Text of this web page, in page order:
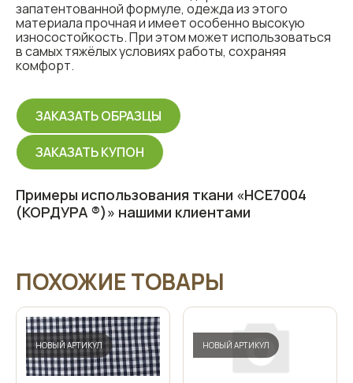
запатентованной формуле, одежда из этого
материала прочная и имеет особенно высокую
износостойкость. При этом может использоваться
в самых тяжёлых условиях работы, сохраняя
комфорт.
ЗАКАЗАТЬ ОБРАЗЦЫ
ЗАКАЗАТЬ КУПОН
Примеры использования ткани «НСЕ7004
(КОРДУРА ®)» нашими клиентами
ПОХОЖИЕ ТОВАРЫ
НОВЫЙ АРТИКУЛ НОВЫЙ АРТИКУЛ